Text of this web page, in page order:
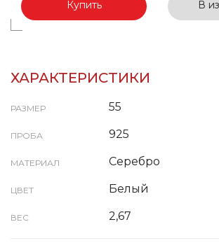
Купить В
ХАРАКТЕРИСТИКИ
РАЗМЕР 55
ПРОБА 925
МАТЕРИАЛ Серебро
ЦВЕТ Белый
ВЕС 2,67